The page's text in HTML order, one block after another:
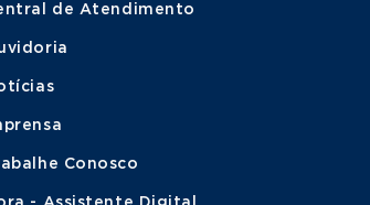
de Atendimento
Conosco